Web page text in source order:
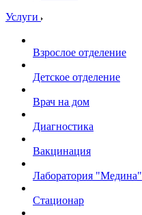
Услуги
Взрослое отделение
Детское отделение
Врач на дом
Диагностика
Вакцинация
Лаборатория "Медина"
Стационар